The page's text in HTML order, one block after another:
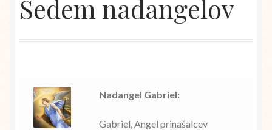
O elementih
Trgovina
Sedem nadangelov
Nadangel Gabriel:
Gabriel, Angel prinašalcev